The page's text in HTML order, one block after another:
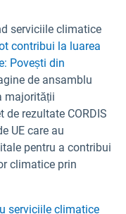
serviciile climatice
contribui la luarea
Povești din
de ansamblu
majorității
rezultate CORDIS
UE care au
pentru a contribui
climatice prin
serviciile climatice